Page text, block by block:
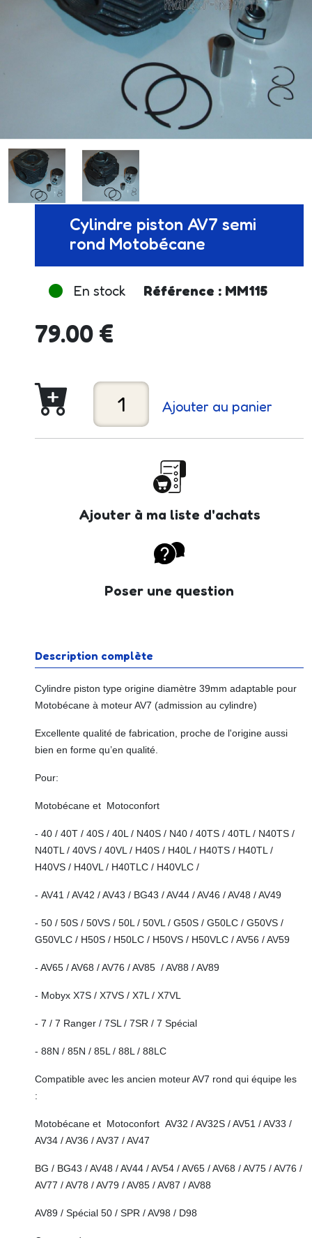
Cylindre piston AV7 semi
rond Motobécane
En stock Référence : MM115
79.00 €
Ajouter au panier
Ajouter à ma liste d'achats
Poser une question
Description complète
Cylindre piston type origine diamètre 39mm adaptable pour
Motobécane à moteur AV7 (admission au cylindre)
Excellente qualité de fabrication, proche de l'origine aussi
bien en forme qu’en qualité.
Pour:
Motobécane et Motoconfort
- 40 / 40T / 40S / 40L / N40S / N40 / 40TS / 40TL / N40TS /
N40TL / 40VS / 40VL / H40S / H40L / H40TS / H40TL /
H40VS / H40VL / H40TLC / H40VLC /
- AV41 / AV42 / AV43 / BG43 / AV44 / AV46 / AV48 / AV49
- 50 / 50S / 50VS / 50L / 50VL / G50S / G50LC / G50VS /
G50VLC / H50S / H50LC / H50VS / H50VLC / AV56 / AV59
- AV65 / AV68 / AV76 / AV85 / AV88 / AV89
- Mobyx X7S / X7VS / X7L / X7VL
- 7 / 7 Ranger / 7SL / 7SR / 7 Spécial
- 88N / 85N / 85L / 88L / 88LC
Compatible avec les ancien moteur AV7 rond qui équipe les
:
Motobécane et Motoconfort AV32 / AV32S / AV51 / AV33 /
AV34 / AV36 / AV37 / AV47
BG / BG43 / AV48 / AV44 / AV54 / AV65 / AV68 / AV75 / AV76 /
AV77 / AV78 / AV79 / AV85 / AV87 / AV88
AV89 / Spécial 50 / SPR / AV98 / D98